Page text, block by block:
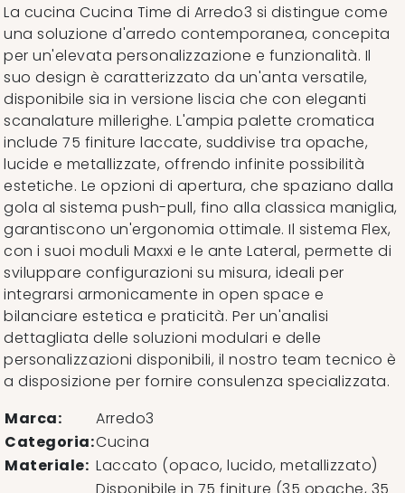
La cucina Cucina Time di Arredo3 si distingue come
una soluzione d'arredo contemporanea, concepita
per un'elevata personalizzazione e funzionalità. Il
suo design è caratterizzato da un'anta versatile,
disponibile sia in versione liscia che con eleganti
scanalature millerighe. L'ampia palette cromatica
include 75 finiture laccate, suddivise tra opache,
lucide e metallizzate, offrendo infinite possibilità
estetiche. Le opzioni di apertura, che spaziano dalla
gola al sistema push-pull, fino alla classica maniglia,
garantiscono un'ergonomia ottimale. Il sistema Flex,
con i suoi moduli Maxxi e le ante Lateral, permette di
sviluppare configurazioni su misura, ideali per
integrarsi armonicamente in open space e
bilanciare estetica e praticità. Per un'analisi
dettagliata delle soluzioni modulari e delle
personalizzazioni disponibili, il nostro team tecnico è
a disposizione per fornire consulenza specializzata.
Marca:
Arredo3
Categoria:Cucina
Materiale: Laccato (opaco, lucido, metallizzato)
Disponibile in 75 finiture (35 opache, 35